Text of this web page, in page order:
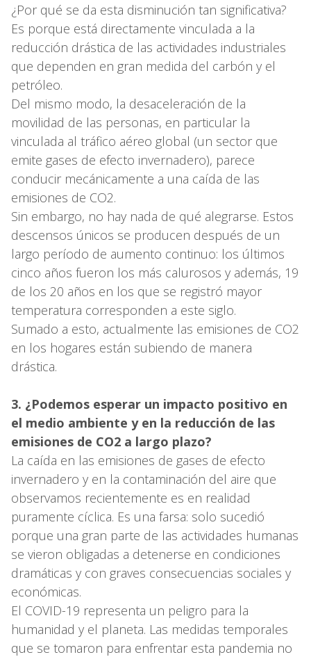
¿Por qué se da esta disminución tan significativa?
Es porque está directamente vinculada a la
reducción drástica de las actividades industriales
que dependen en gran medida del carbón y el
petróleo.
Del mismo modo, la desaceleración de la
movilidad de las personas, en particular la
vinculada al tráfico aéreo global (un sector que
emite gases de efecto invernadero), parece
conducir mecánicamente a una caída de las
emisiones de CO2.
Sin embargo, no hay nada de qué alegrarse. Estos
descensos únicos se producen después de un
largo período de aumento continuo: los últimos
cinco años fueron los más calurosos y además, 19
de los 20 años en los que se registró mayor
temperatura corresponden a este siglo.
Sumado a esto, actualmente las emisiones de CO2
en los hogares están subiendo de manera
drástica.
3. ¿Podemos esperar un impacto positivo en
el medio ambiente y en la reducción de las
emisiones de CO2 a largo plazo?
La caída en las emisiones de gases de efecto
invernadero y en la contaminación del aire que
observamos recientemente es en realidad
puramente cíclica. Es una farsa: solo sucedió
porque una gran parte de las actividades humanas
se vieron obligadas a detenerse en condiciones
dramáticas y con graves consecuencias sociales y
económicas.
El COVID-19 representa un peligro para la
humanidad y el planeta. Las medidas temporales
que se tomaron para enfrentar esta pandemia no